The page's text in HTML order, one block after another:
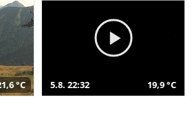
°C 5.8. 22:32 19,9 °C